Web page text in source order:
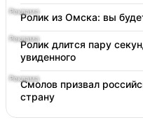
Ролик из Омска: вы
Ролик длится пару
увиденного
Смолов призвал
страну